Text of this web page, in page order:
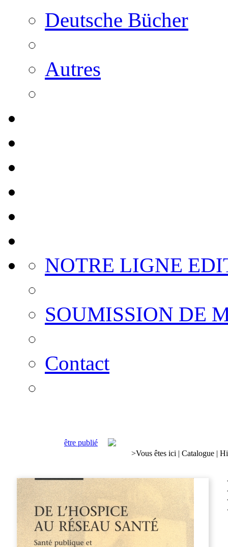
Deutsche Bücher
Autres
NOTRE LIGNE
SOUMISSION DE
Contact
être publié
>Vous êtes ici | Catalogue |